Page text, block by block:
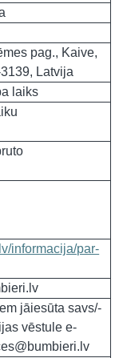
pag., Kaive,
Latvija
laiks
informacija/par-
jāiesūta savs/-
vēstule e-